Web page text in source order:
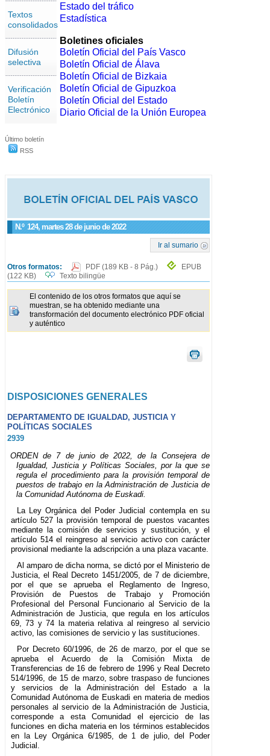
Textos
consolidados
Difusión
selectiva
Verificación
Boletín
Electrónico
Último boletín
RSS
N.º 124, martes 28 de junio de 2022
Ir al sumario
Otros formatos: PDF (189 KB - 8 Pág.)
EPUB
(122 KB)
Texto bilingüe
El contenido de los otros formatos que aquí se
muestran, se ha obtenido mediante una
transformación del documento electrónico PDF oficial
y auténtico
DISPOSICIONES GENERALES
DEPARTAMENTO DE IGUALDAD, JUSTICIA Y
POLÍTICAS SOCIALES
2939
ORDEN de 7 de junio de 2022, de la Consejera de
Igualdad, Justicia y Políticas Sociales, por la que se
regula el procedimiento para la provisión temporal de
puestos de trabajo en la Administración de Justicia de
la Comunidad Autónoma de Euskadi.
La Ley Orgánica del Poder Judicial contempla en su
artículo 527 la provisión temporal de puestos vacantes
mediante la comisión de servicios y sustitución, y el
artículo 514 el reingreso al servicio activo con carácter
provisional mediante la adscripción a una plaza vacante.
Al amparo de dicha norma, se dictó por el Ministerio de
Justicia, el Real Decreto 1451/2005, de 7 de diciembre,
por el que se aprueba el Reglamento de Ingreso,
Provisión de Puestos de Trabajo y Promoción
Profesional del Personal Funcionario al Servicio de la
Administración de Justicia, que regula en los artículos
69, 73 y 74 la materia relativa al reingreso al servicio
activo, las comisiones de servicio y las sustituciones.
Por Decreto 60/1996, de 26 de marzo, por el que se
aprueba el Acuerdo de la Comisión Mixta de
Transferencias de 16 de febrero de 1996 y Real Decreto
514/1996, de 15 de marzo, sobre traspaso de funciones
y servicios de la Administración del Estado a la
Comunidad Autónoma de Euskadi en materia de medios
personales al servicio de la Administración de Justicia,
corresponde a esta Comunidad el ejercicio de las
funciones en dicha materia en los términos establecidos
en la Ley Orgánica 6/1985, de 1 de julio, del Poder
Judicial.
Estado del tráfico
Estadística
Boletines oficiales
Boletín Oficial del País Vasco
Boletín Oficial de Álava
Boletín Oficial de Bizkaia
Boletín Oficial de Gipuzkoa
Boletín Oficial del Estado
Diario Oficial de la Unión Europea